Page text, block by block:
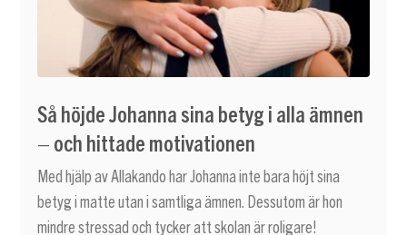
Så höjde Johanna sina betyg i alla ämnen
– och hittade motivationen
Med hjälp av Allakando har Johanna inte bara höjt sina
betyg i matte utan i samtliga ämnen. Dessutom är hon
mindre stressad och tycker att skolan är roligare!